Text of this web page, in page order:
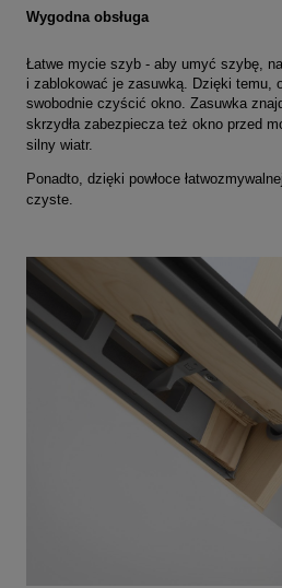
Wygodna obsługa
Łatwe mycie szyb - aby umyć szybę,
i zablokować je zasuwką. Dzięki temu,
swobodnie czyścić okno. Zasuwka
skrzydła zabezpiecza też okno przed
silny wiatr.
Ponadto, dzięki powłoce
czyste.